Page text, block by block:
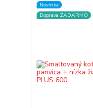
Novinka
Doprava ZADARMO